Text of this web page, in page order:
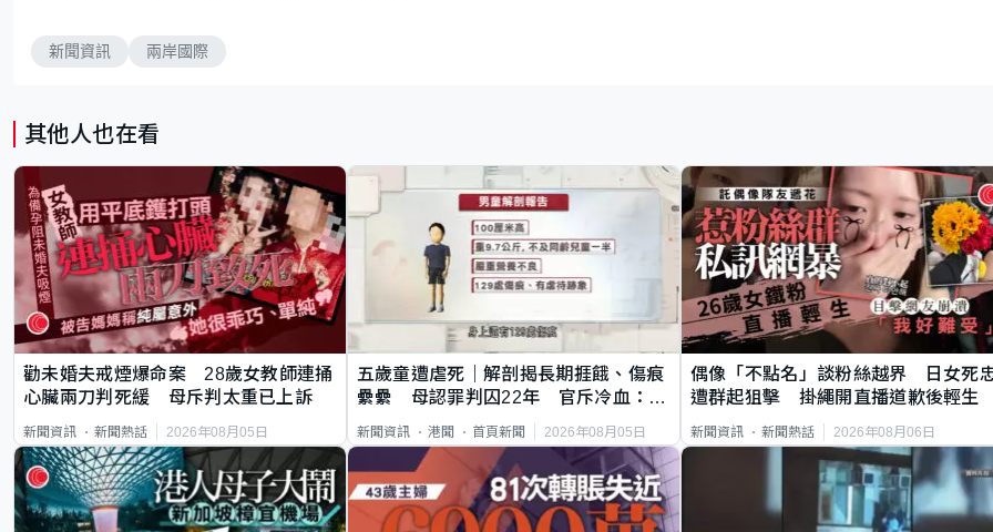
新聞資訊 兩岸國際
其他人也在看
勸未婚夫戒煙爆命案 28歲女教師連捅
心臟兩刀判死緩 母斥判太重已上訴
新聞資訊 新聞熱話 2026年08月05日
五歲童遭虐死｜解剖揭長期捱餓、傷痕
纍纍 母認罪判囚22年 官斥冷血：同
類案最惡劣
新聞資訊 港聞 首頁新聞 2026年08月05日
偶像「不點名」談粉絲越界 日女死
遭群起狙擊 掛繩開直播道歉後輕生
新聞資訊 新聞熱話 2026年08月06日